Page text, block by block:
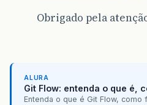
Obrigado pela
ALURA
Git Flow: entenda o que é,
Entenda o que é Git Flow, como